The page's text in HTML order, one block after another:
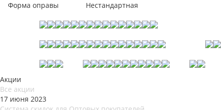
Форма оправы
Нестандартная
Акции
Все акции
17 июня 2023